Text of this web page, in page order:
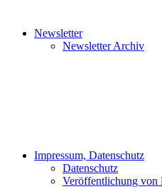
Newsletter
Newsletter Archiv
Impressum, Datenschutz
Datenschutz
Veröffentlichung von